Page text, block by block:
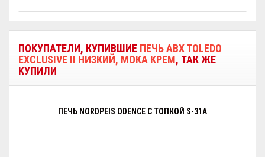
ПОКУПАТЕЛИ, КУПИВШИЕ ПЕЧЬ ABX TOLEDO
EXCLUSIVE II НИЗКИЙ, МОКА КРЕМ, ТАК ЖЕ
КУПИЛИ
ПЕЧЬ NORDPEIS ODENCE С ТОПКОЙ S-31A